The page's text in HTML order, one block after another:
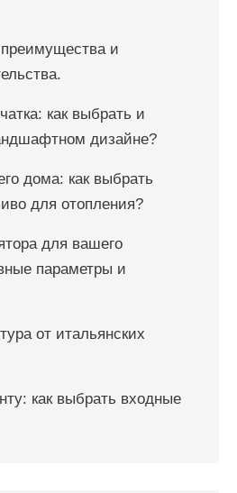
и
как выбрать и
дизайне?
дома: как выбрать
для отопления?
для вашего
параметры и
от итальянских
как выбрать входные